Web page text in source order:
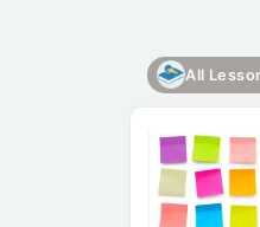
All